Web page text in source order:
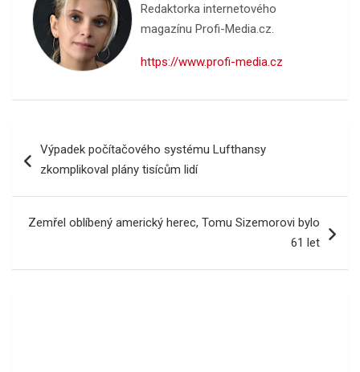
Redaktorka internetového
magazínu Profi-Media.cz.
https://www.profi-media.cz
proVýpadek počítačového systému Lufthansy
zkomplikoval plány tisícům lidí
Zemřel oblíbený americký herec, Tomu Sizemorovi bylo
61 let